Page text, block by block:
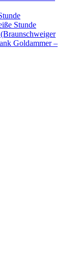
Stunde
Goldammer –